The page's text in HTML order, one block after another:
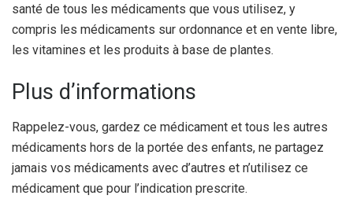
santé de tous les médicaments que vous utilisez, y
compris les médicaments sur ordonnance et en vente libre,
les vitamines et les produits à base de plantes.
Plus d’informations
Rappelez-vous, gardez ce médicament et tous les autres
médicaments hors de la portée des enfants, ne partagez
jamais vos médicaments avec d’autres et n’utilisez ce
médicament que pour l’indication prescrite.